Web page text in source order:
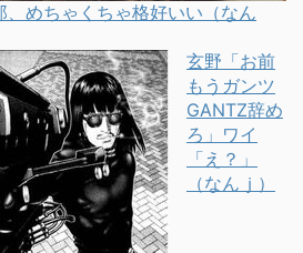
、めちゃくちゃ格好いい（なん
玄野「お前
もうガンツ
GANTZ辞め
ろ」ワイ
「え？」
（なんｊ）